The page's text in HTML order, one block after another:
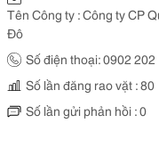
Tên Công ty : Công ty CP
Đô
Số điện thoại: 0902 202
Số lần đăng rao vặt : 80
Số lần gửi phản hồi : 0